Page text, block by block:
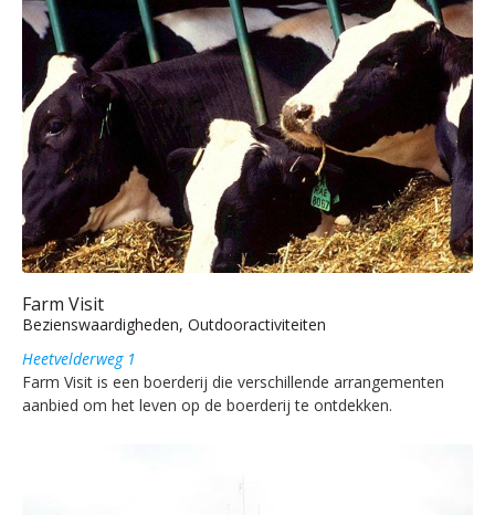
Farm Visit
Bezienswaardigheden, Outdooractiviteiten
Heetvelderweg 1
Farm Visit is een boerderij die verschillende arrangementen
aanbied om het leven op de boerderij te ontdekken.